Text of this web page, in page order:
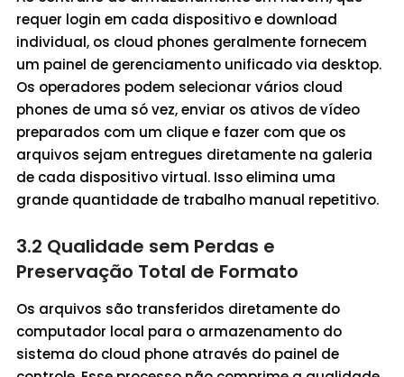
requer login em cada dispositivo e download
individual, os cloud phones geralmente fornecem
um painel de gerenciamento unificado via desktop.
Os operadores podem selecionar vários cloud
phones de uma só vez, enviar os ativos de vídeo
preparados com um clique e fazer com que os
arquivos sejam entregues diretamente na galeria
de cada dispositivo virtual. Isso elimina uma
grande quantidade de trabalho manual repetitivo.
3.2 Qualidade sem Perdas e
Preservação Total de Formato
Os arquivos são transferidos diretamente do
computador local para o armazenamento do
sistema do cloud phone através do painel de